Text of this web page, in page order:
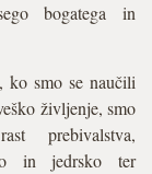
bogatega in
ko smo se naučili
življenje, smo
prebivalstva,
in jedrsko ter